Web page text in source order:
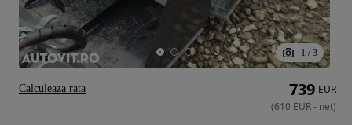
1 / 3
739 EUR
(610 EUR- net)
Calculeaza rata